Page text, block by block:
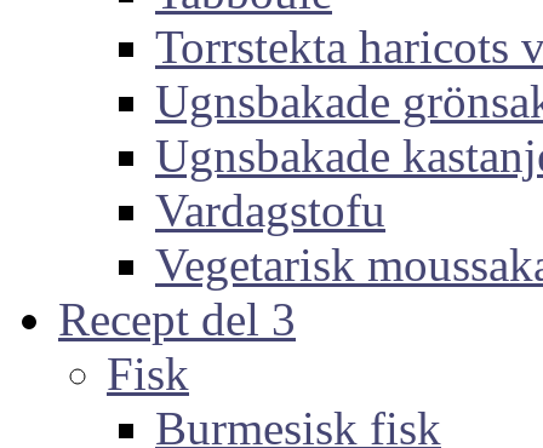
Torrstekta haricots
Ugnsbakade
Ugnsbakade
Vardagstofu
Vegetarisk
Recept del 3
Fisk
Burmesisk fisk